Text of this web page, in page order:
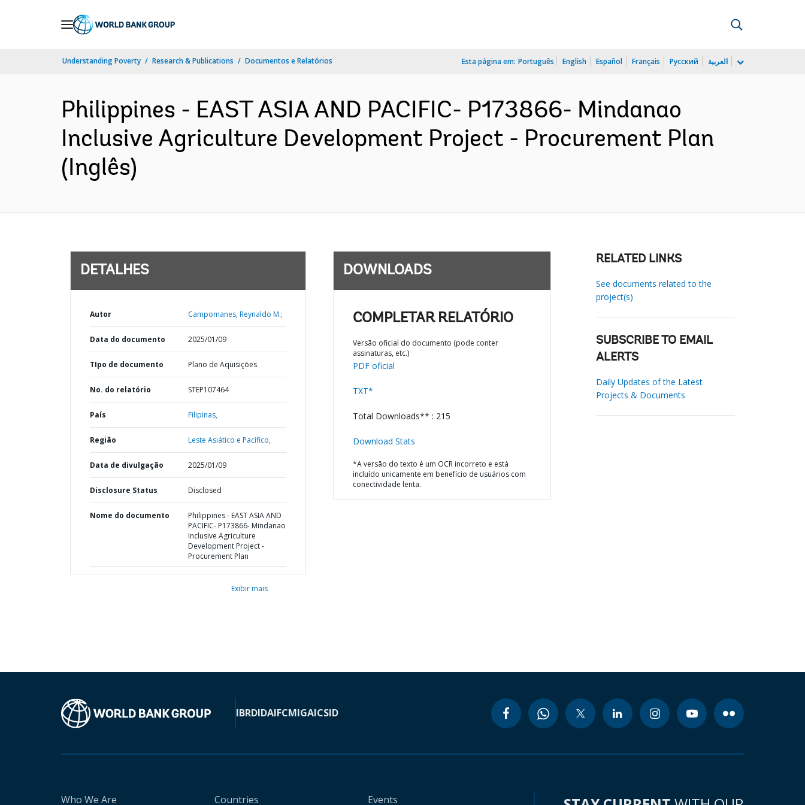
Understanding Poverty Research & Publications Documentos e Relatórios Esta página em: Português English Español Français Русский العربية
Philippines - EAST ASIA AND PACIFIC- P173866- Mindanao
Inclusive Agriculture Development Project - Procurement Plan
(Inglês)
DETALHES
Autor Campomanes, Reynaldo M.;
Data do documento 2025/01/09
TIpo de documento Plano de Aquisições
No. do relatório STEP107464
País Filipinas,
Região Leste Asiático e Pacífico,
Data de divulgação 2025/01/09
Disclosure Status Disclosed
Nome do documento
Philippines - EAST ASIA AND
PACIFIC- P173866- Mindanao
Inclusive Agriculture
Development Project -
Procurement Plan
Exibir mais
DOWNLOADS
COMPLETAR RELATÓRIO
Versão oficial do documento (pode conter
assinaturas, etc.)
PDF oficial
TXT*
Total Downloads** : 215
Download Stats
*A versão do texto é um OCR incorreto e está
incluído unicamente em benefício de usuários com
conectividade lenta.
RELATED LINKS
See documents related to the
project(s)
SUBSCRIBE TO EMAIL
ALERTS
Daily Updates of the Latest
Projects & Documents
IBRDIDAIFCMIGAICSID
Who We Are Countries Events